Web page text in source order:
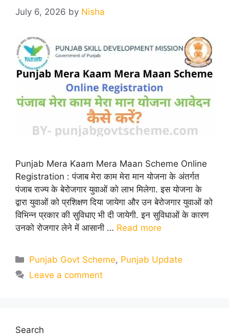
July 6, 2026 by Nisha
Punjab Mera Kaam Mera Maan Scheme Online
Registration : पंजाब मेरा काम मेरा मान योजना के अंतर्गत
पंजाब राज्य के बेरोजगार युवाओं को लाभ मिलेगा. इस योजना के
द्वारा युवाओं को प्रशिक्षण दिया जायेगा और उन बेरोजगार युवाओं को
विभिन्न प्रकार की सुविधाए भी दी जायेगी. इन सुविधाओं के कारण
उनको रोजगार लेने में आसानी … Read more
Categories
Punjab Govt Scheme, Punjab Update
Leave a comment
Search